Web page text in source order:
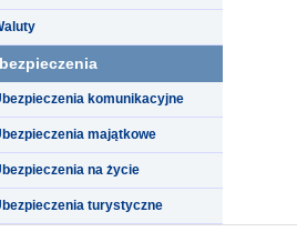
komunikacyjne
majątkowe
na życie
turystyczne